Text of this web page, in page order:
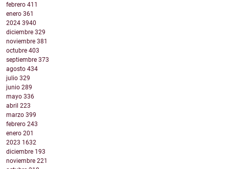
febrero 411
enero 361
2024 3940
diciembre 329
noviembre 381
octubre 403
septiembre 373
agosto 434
julio 329
junio 289
mayo 336
abril 223
marzo 399
febrero 243
enero 201
2023 1632
diciembre 193
noviembre 221